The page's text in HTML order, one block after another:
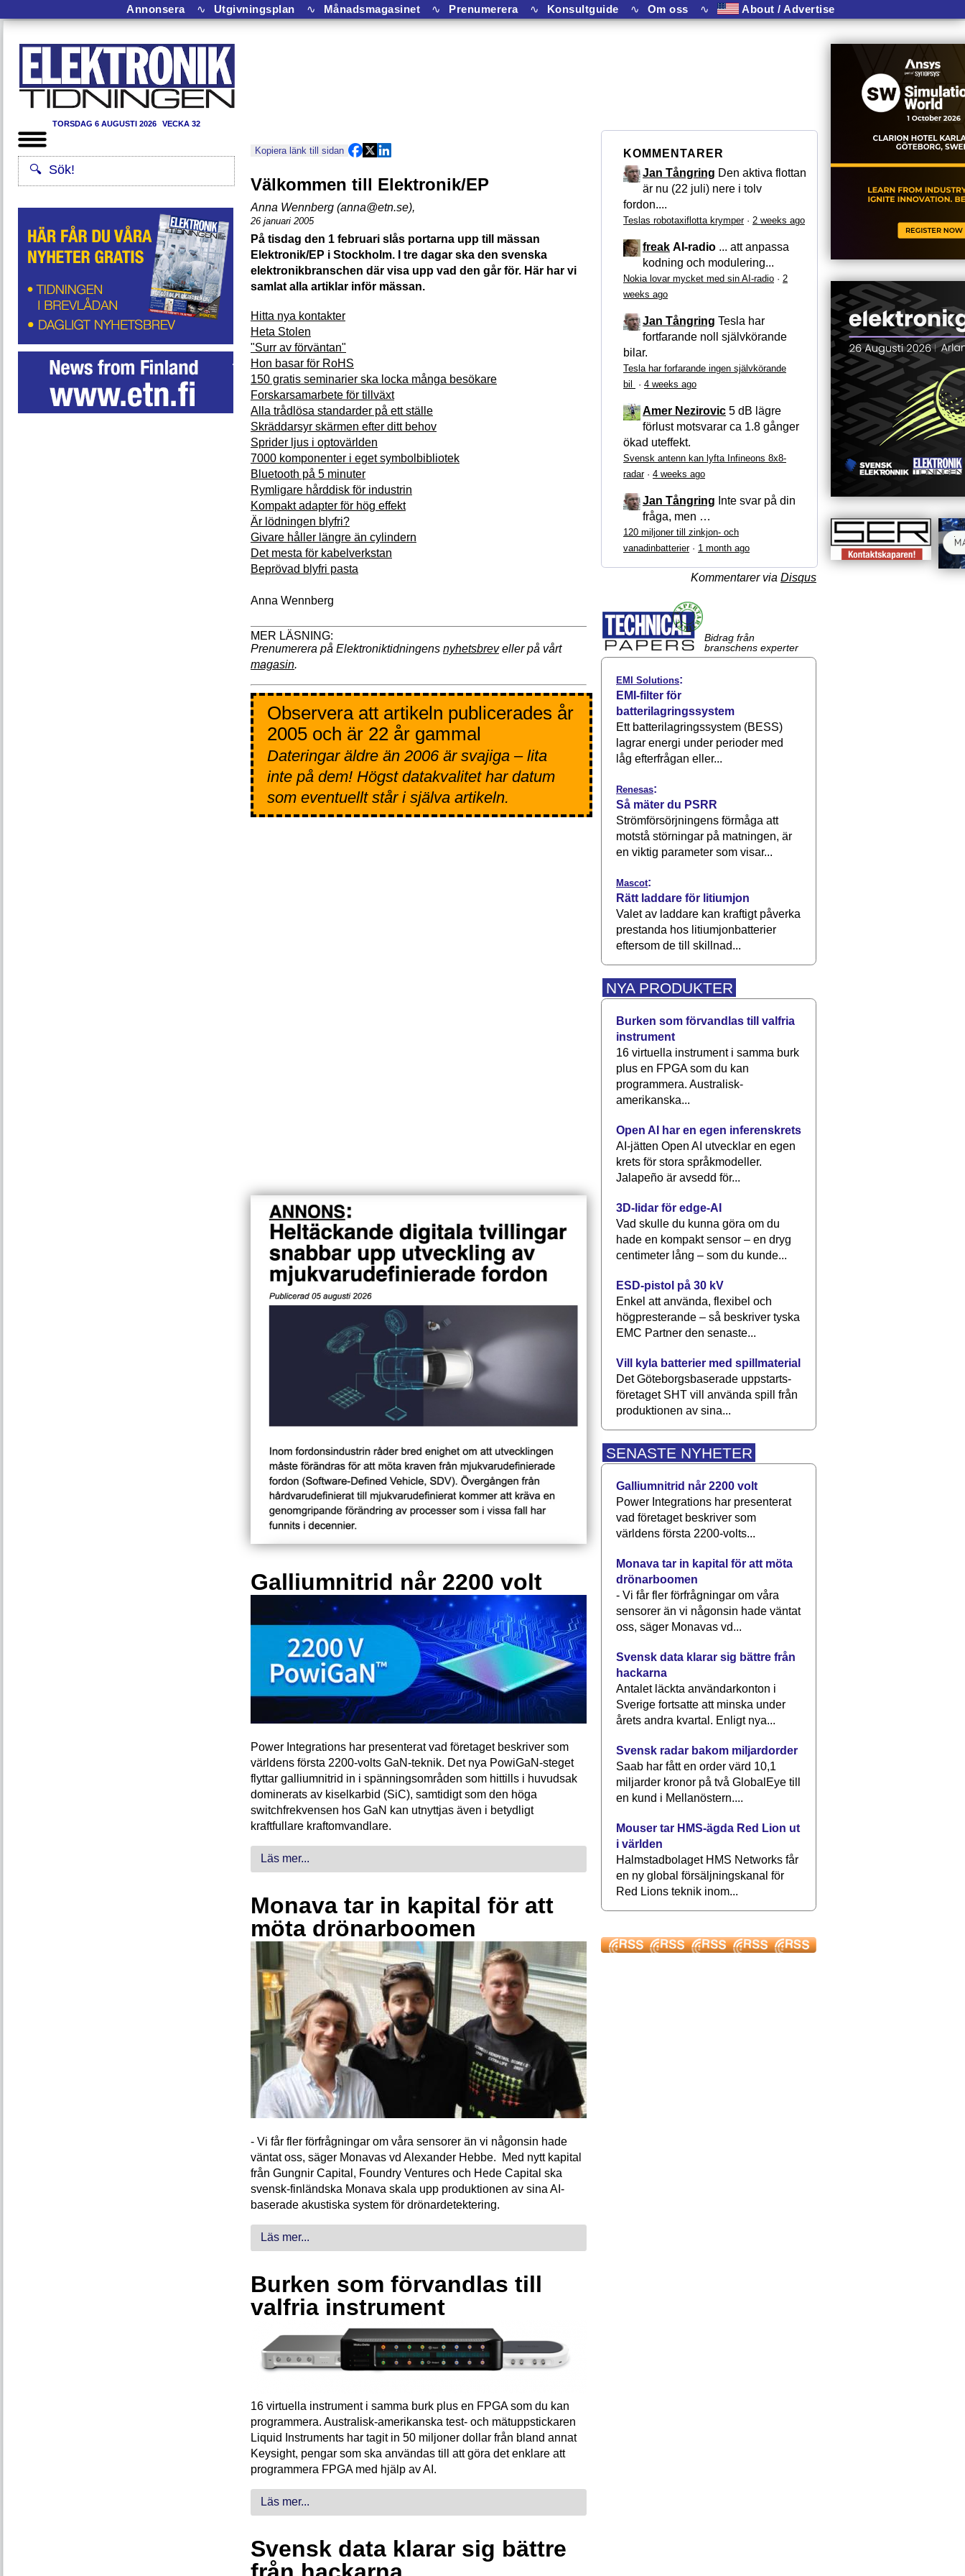
Annonsera ∿ Utgivningsplan ∿ Månadsmagasinet ∿ Prenumerera ∿ Konsultguide ∿ Om oss ∿ About / Advertise
TORSDAG 6 AUGUSTI 2026 VECKA 32
Kopiera länk till sidan
Välkommen till Elektronik/EP
Anna Wennberg (anna@etn.se),
26 januari 2005
På tisdag den 1 februari slås portarna upp till mässan
Elektronik/EP i Stockholm. I tre dagar ska den svenska
elektronikbranschen där visa upp vad den går för. Här har vi
samlat alla artiklar inför mässan.
Hitta nya kontakter
Heta Stolen
"Surr av förväntan"
Hon basar för RoHS
150 gratis seminarier ska locka många besökare
Forskarsamarbete för tillväxt
Alla trådlösa standarder på ett ställe
Skräddarsyr skärmen efter ditt behov
Sprider ljus i optovärlden
7000 komponenter i eget symbolbibliotek
Bluetooth på 5 minuter
Rymligare hårddisk för industrin
Kompakt adapter för hög effekt
Är lödningen blyfri?
Givare håller längre än cylindern
Det mesta för kabelverkstan
Beprövad blyfri pasta
Anna Wennberg
Prenumerera på Elektroniktidningens nyhetsbreveller på vårt
magasin.
Observera att artikeln publicerades år
2005 och är 22 år gammal
Dateringar äldre än 2006 är svajiga – lita
inte på dem! Högst datakvalitet har datum
som eventuellt står i själva artikeln.
Galliumnitrid når 2200 volt
Power Integrations har presenterat vad företaget beskriver som
världens första 2200-volts GaN-teknik. Det nya PowiGaN-steget
flyttar galliumnitrid in i spänningsområden som hittills i huvudsak
dominerats av kiselkarbid (SiC), samtidigt som den höga
switchfrekvensen hos GaN kan utnyttjas även i betydligt
kraftfullare kraftomvandlare.
Läs mer...
Monava tar in kapital för att
möta drönarboomen
- Vi får fler förfrågningar om våra sensorer än vi någonsin hade
väntat oss, säger Monavas vd Alexander Hebbe. Med nytt kapital
från Gungnir Capital, Foundry Ventures och Hede Capital ska
svensk-finländska Monava skala upp produktionen av sina AI-
baserade akustiska system för drönardetektering.
Läs mer...
Burken som förvandlas till
valfria instrument
16 virtuella instrument i samma burk plus en FPGA som du kan
programmera. Australisk-amerikanska test- och mätuppstickaren
Liquid Instruments har tagit in 50 miljoner dollar från bland annat
Keysight, pengar som ska användas till att göra det enklare att
programmera FPGA med hjälp av AI.
Läs mer...
Svensk data klarar sig bättre
KOMMENTARER
Jan Tångring Den aktiva flottan
är nu (22 juli) nere i tolv
fordon....
Teslas robotaxiflotta krymper· 2 weeks ago
freak AI-radio ... att anpassa
kodning och modulering...
Nokia lovar mycket med sin AI-radio · 2
weeks ago
Jan Tångring Tesla har
fortfarande noll självkörande
bilar.
Tesla har forfarande ingen självkörande
bil
· 4 weeks ago
Amer Nezirovic 5 dB lägre
förlust motsvarar ca 1.8 gånger
ökad uteffekt.
Svensk antenn kan lyfta Infineons 8x8-
radar· 4 weeks ago
Jan Tångring Inte svar på din
fråga, men …
120 miljoner till zinkjon- och
vanadinbatterier· 1 month ago
Kommentarer via Disqus
Bidrag från
branschens experter
EMI Solutions:
EMI-filter för
batterilagringssystem
Ett batterilagringssystem (BESS)
lagrar energi under perioder med
låg efterfrågan eller...
Renesas:
Så mäter du PSRR
Strömförsörjningens förmåga att
motstå störningar på matningen, är
en viktig parameter som visar...
Mascot:
Rätt laddare för litiumjon
Valet av laddare kan kraftigt påverka
prestanda hos litiumjonbatterier
eftersom de till skillnad...
NYA PRODUKTER
Burken som förvandlas till valfria
instrument
16 virtuella instrument i samma burk
plus en FPGA som du kan
programmera. Australisk-
amerikanska...
Open AI har en egen inferenskrets
AI-jätten Open AI utvecklar en egen
krets för stora språkmodeller.
Jalapeño är avsedd för...
3D-lidar för edge-AI
Vad skulle du kunna göra om du
hade en kompakt sensor – en dryg
centimeter lång – som du kunde...
ESD-pistol på 30 kV
Enkel att använda, flexibel och
högpresterande – så beskriver tyska
EMC Partner den senaste...
Vill kyla batterier med spillmaterial
Det Göteborgsbaserade upp­starts­
företaget SHT vill använda spill från
produktionen av sina...
SENASTE NYHETER
Galliumnitrid når 2200 volt
Power Integrations har presenterat
vad företaget beskriver som
världens första 2200-volts...
Monava tar in kapital för att möta
drönarboomen
- Vi får fler förfrågningar om våra
sensorer än vi någonsin hade väntat
oss, säger Monavas vd...
Svensk data klarar sig bättre från
hackarna
Antalet läckta användarkonton i
Sverige fortsatte att minska under
årets andra kvartal. Enligt nya...
Svensk radar bakom miljardorder
Saab har fått en order värd 10,1
miljarder kronor på två GlobalEye till
en kund i Mellanöstern....
Mouser tar HMS-ägda Red Lion ut
i världen
Halmstadbolaget HMS Networks får
en ny global försäljningskanal för
Red Lions teknik inom...